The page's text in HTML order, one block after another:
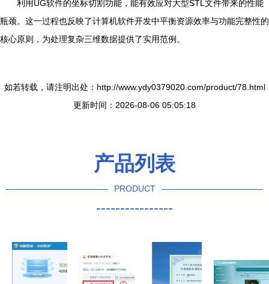
利用UG软件的坐标切割功能，能有效应对大型STL文件带来的性能
瓶颈。这一过程也反映了计算机软件开发中平衡资源效率与功能完整性的
核心原则，为处理复杂三维数据提供了实用范例。
如若转载，请注明出处：http://www.ydy0379020.com/product/78.html
更新时间：2026-08-06 05:05:18
产品列表
PRODUCT
----------------